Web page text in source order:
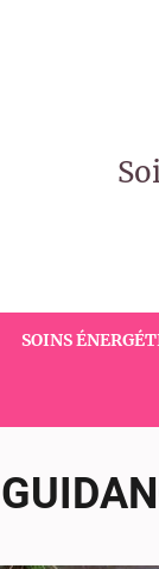
SOINS